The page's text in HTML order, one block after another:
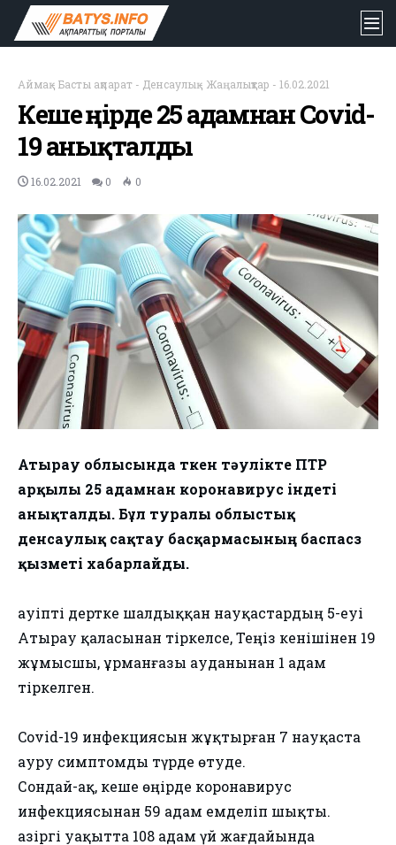
Аймақ- Басты ақпарат - Денсаулық- Жаңалықтар - 16.02.2021
Кеше өңірде 25 адамнан Covid-
19 анықталды
16.02.2021 0 0
Атырау облысында өткен тәулікте ПТР
арқылы 25 адамнан коронавирус індеті
анықталды. Бұл туралы облыстық
денсаулық сақтау басқармасының баспасөз
қызметі хабарлайды.
Қауіпті дертке шалдыққан науқастардың 5-еуі
Атырау қаласынан тіркелсе, Теңіз кенішінен 19
жұмысшы, Құрманғазы ауданынан 1 адам
тіркелген.
Covid-19 инфекциясын жұқтырған 7 науқаста
ауру симптомды түрде өтуде.
Сондай-ақ, кеше өңірде коронавирус
инфекциясынан 59 адам емделіп шықты.
Қазіргі уақытта 108 адам үй жағдайында